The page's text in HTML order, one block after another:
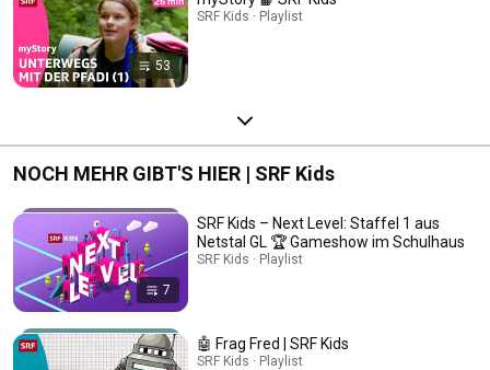
53
SRF Kids · Playlist
NOCH MEHR GIBT'S HIER | SRF Kids
7
SRF Kids – Next Level: Staffel 1 aus
Netstal GL 🏆 Gameshow im Schulhaus
SRF Kids · Playlist
🤖 Frag Fred | SRF Kids
SRF Kids · Playlist